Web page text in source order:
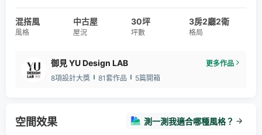
混搭風
風格
中古屋
屋況
30坪
坪數
3房2廳2衛
格局
御見 YU Design LAB
更多作品
8項設計大獎
81套作品 5篇開箱
空間效果 測一測我適合哪種風格？